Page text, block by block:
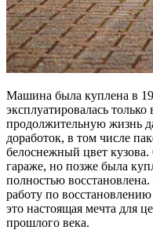
Машина была куплена в
эксплуатировалась
продолжительную жизнь
доработок, в том числе
белоснежный цвет
гараже, но позже была
полностью
работу по
это настоящая мечта для
прошлого века.